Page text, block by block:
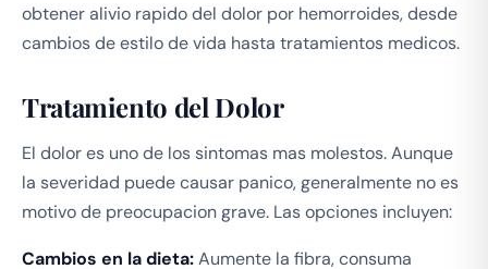
obtener alivio rapido del dolor por hemorroides, desde
cambios de estilo de vida hasta tratamientos medicos.
Tratamiento del Dolor
El dolor es uno de los sintomas mas molestos. Aunque
la severidad puede causar panico, generalmente no es
motivo de preocupacion grave. Las opciones incluyen:
Cambios en la dieta:Aumente la fibra, consuma